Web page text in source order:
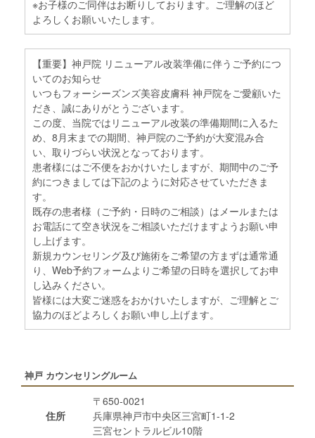
※お子様のご同伴はお断りしております。ご理解のほど
よろしくお願いいたします。
【重要】神戸院 リニューアル改装準備に伴うご予約につ
いてのお知らせ
いつもフォーシーズンズ美容皮膚科 神戸院をご愛顧いた
だき、誠にありがとうございます。
この度、当院ではリニューアル改装の準備期間に入るた
め、8月末までの期間、神戸院のご予約が大変混み合
い、取りづらい状況となっております。
患者様にはご不便をおかけいたしますが、期間中のご予
約につきましては下記のように対応させていただきま
す。
既存の患者様（ご予約・日時のご相談）はメールまたは
お電話にて空き状況をご相談いただけますようお願い申
し上げます。
新規カウンセリング及び施術をご希望の方まずは通常通
り、Web予約フォームよりご希望の日時を選択してお申
し込みください。
皆様には大変ご迷惑をおかけいたしますが、ご理解とご
協力のほどよろしくお願い申し上げます。
神戸 カウンセリングルーム
住所
〒650-0021
兵庫県神戸市中央区三宮町1-1-2
三宮セントラルビル10階